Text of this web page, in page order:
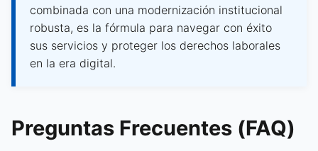
combinada con una modernización institucional
robusta, es la fórmula para navegar con éxito
sus servicios y proteger los derechos laborales
en la era digital.
Preguntas Frecuentes (FAQ)